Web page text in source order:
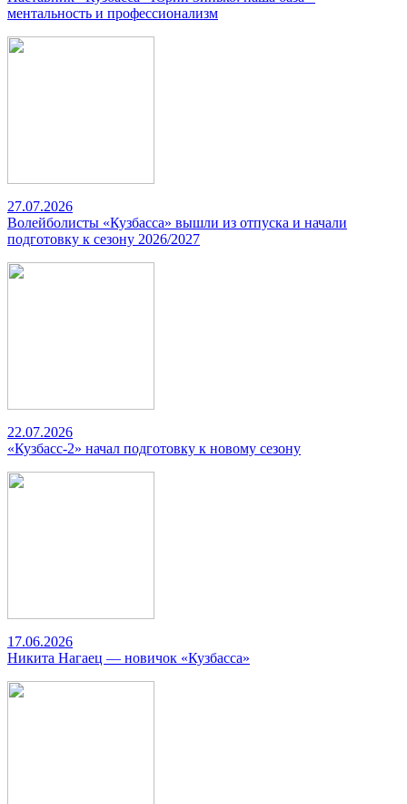
ментальность и профессионализм
27.07.2026
Волейболисты «Кузбасса» вышли из отпуска и начали
подготовку к сезону 2026/2027
22.07.2026
«Кузбасс-2» начал подготовку к новому сезону
17.06.2026
Никита Нагаец — новичок «Кузбасса»